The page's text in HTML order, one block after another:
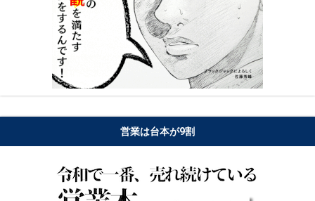
営業は台本が9割